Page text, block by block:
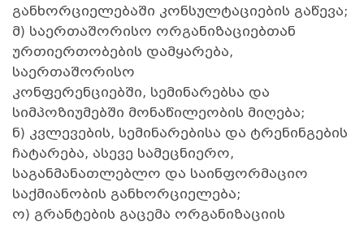
განხორციელებაში კონსულტაციების გაწევა;
მ) საერთაშორისო ორგანიზაციებთან
ურთიერთობების დამყარება,
საერთაშორისო
კონფერენციებში, სემინარებსა და
სიმპოზიუმებში მონაწილეობის მიღება;
ნ) კვლევების, სემინარებისა და ტრენინგების
ჩატარება, ასევე სამეცნიერო,
საგანმანათლებლო და საინფორმაციო
საქმიანობის განხორციელება;
ო) გრანტების გაცემა ორგანიზაციის